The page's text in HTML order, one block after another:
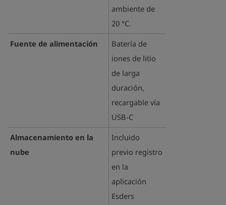
ambiente de
20 °C.
Fuente de alimentación
Batería de
iones de litio
de larga
duración,
recargable vía
USB-C
Almacenamiento en la
nube
Incluido
previo registro
en la
aplicación
Esders